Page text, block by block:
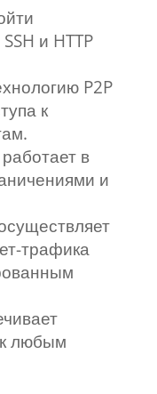
и HTTP
P2P
к
в
и
трафика
любым